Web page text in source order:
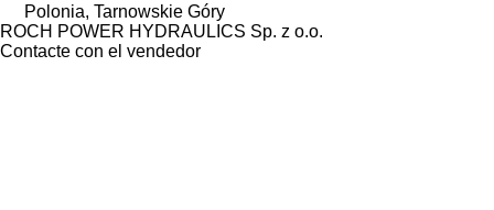
Polonia, Tarnowskie Góry
ROCH POWER HYDRAULICS Sp. z o.o.
Contacte con el vendedor